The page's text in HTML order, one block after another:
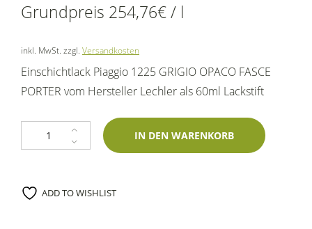
Grundpreis 254,76€/ l
inkl. MwSt. zzgl. Versandkosten
Einschichtlack Piaggio 1225 GRIGIO OPACO FASCE
PORTER vom Hersteller Lechler als 60ml Lackstift
Lackstift Piaggio 1225 Grigio Opaco Fasce Porter 60ml Lechler-
IN DEN WARENKORB
ADD TO WISHLIST